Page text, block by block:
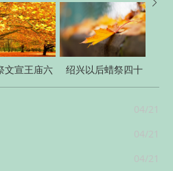

文宣王庙六
首
绍兴以后蜡祭四十
二首
04/21
04/21
04/21